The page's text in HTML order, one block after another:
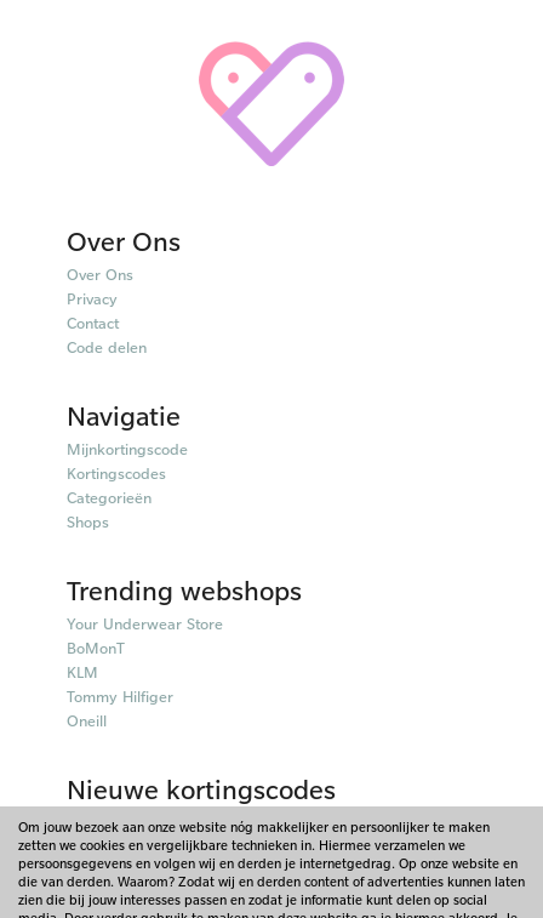
Over Ons
Over Ons
Privacy
Contact
Code delen
Navigatie
Mijnkortingscode
Kortingscodes
Categorieën
Shops
Trending webshops
Your Underwear Store
BoMonT
KLM
Tommy Hilfiger
Oneill
Nieuwe kortingscodes
50plusmobiel kortingscodes
Parfumado kortingscodes
Fitpen kortingscodes
Things I Like Things I Love kortingscodes
Om jouw bezoek aan onze website nóg makkelijker en persoonlijker te maken
zetten we cookies en vergelijkbare technieken in. Hiermee verzamelen we
persoonsgegevens en volgen wij en derden je internetgedrag. Op onze website en
die van derden. Waarom? Zodat wij en derden content of advertenties kunnen laten
zien die bij jouw interesses passen en zodat je informatie kunt delen op social